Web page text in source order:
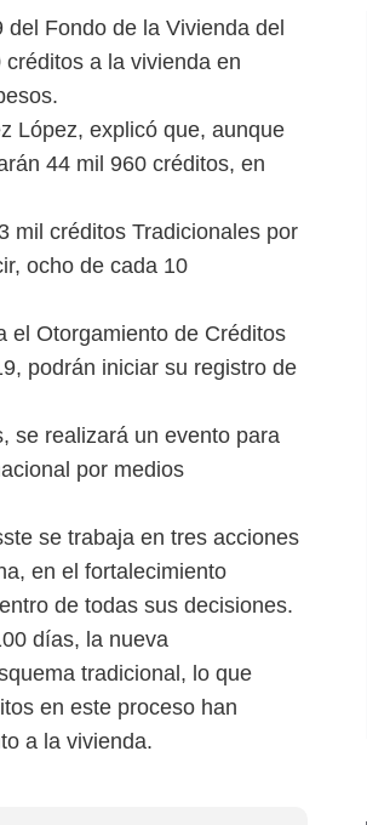
Fondo de la Vivienda del
a la vivienda en
López, explicó que, aunque
44 mil 960 créditos, en
mil créditos Tradicionales por
ocho de cada 10
el Otorgamiento de Créditos
podrán iniciar su registro de
se realizará un evento para
por medios
se trabaja en tres acciones
en el fortalecimiento
de todas sus decisiones.
días, la nueva
tradicional, lo que
en este proceso han
a la vivienda.